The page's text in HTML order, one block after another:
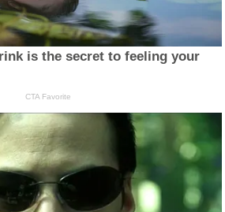
is the secret to feeling your
CTA Favorite